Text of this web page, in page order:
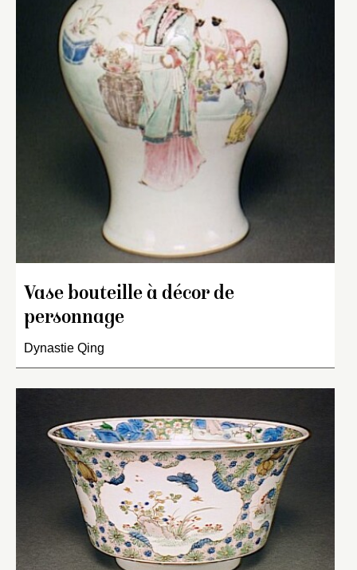
Vase bouteille à décor de
personnage
Dynastie Qing